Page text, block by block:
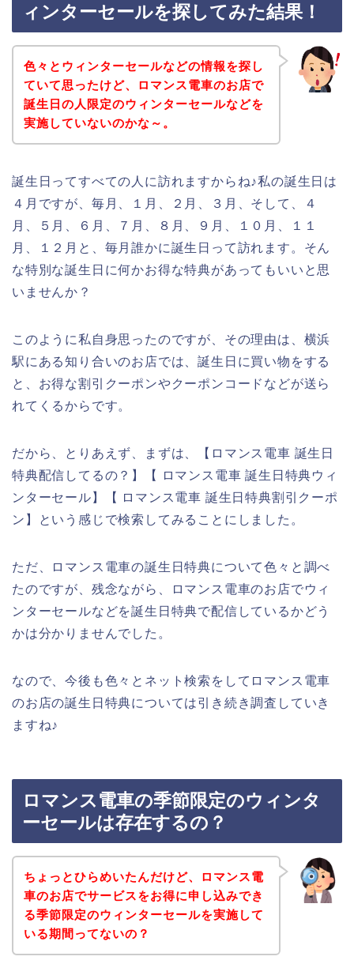
ィンターセールを探してみた結果！
色々とウィンターセールなどの情報を探し
ていて思ったけど、ロマンス電車のお店で
誕生日の人限定のウィンターセールなどを
実施していないのかな～。
誕生日ってすべての人に訪れますからね♪私の誕生日は
４月ですが、毎月、１月、２月、３月、そして、４
月、５月、６月、７月、８月、９月、１０月、１１
月、１２月と、毎月誰かに誕生日って訪れます。そん
な特別な誕生日に何かお得な特典があってもいいと思
いませんか？
このように私自身思ったのですが、その理由は、横浜
駅にある知り合いのお店では、誕生日に買い物をする
と、お得な割引クーポンやクーポンコードなどが送ら
れてくるからです。
だから、とりあえず、まずは、【ロマンス電車 誕生日
特典配信してるの？】【 ロマンス電車 誕生日特典ウィ
ンターセール】【 ロマンス電車 誕生日特典割引クーポ
ン】という感じで検索してみることにしました。
ただ、ロマンス電車の誕生日特典について色々と調べ
たのですが、残念ながら、ロマンス電車のお店でウィ
ンターセールなどを誕生日特典で配信しているかどう
かは分かりませんでした。
なので、今後も色々とネット検索をしてロマンス電車
のお店の誕生日特典については引き続き調査していき
ますね♪
ロマンス電車の季節限定のウィンタ
ーセールは存在するの？
ちょっとひらめいたんだけど、ロマンス電
車のお店でサービスをお得に申し込みでき
る季節限定のウィンターセールを実施して
いる期間ってないの？